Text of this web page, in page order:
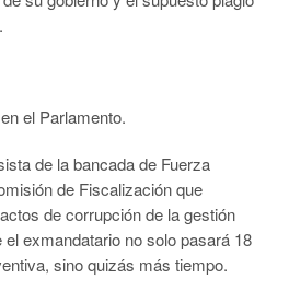
el Parlamento.
de la bancada de Fuerza
de Fiscalización que
de corrupción de la gestión
exmandatario no solo pasará 18
sino quizás más tiempo.